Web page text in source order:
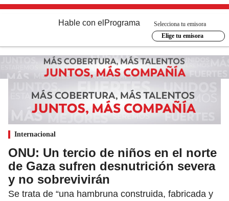
Hable con el Programa
Selecciona tu emisora
Elige tu emisora
Internacional
ONU: Un tercio de niños en el norte
de Gaza sufren desnutrición severa
y no sobrevivirán
Se trata de “una hambruna construida, fabricada y